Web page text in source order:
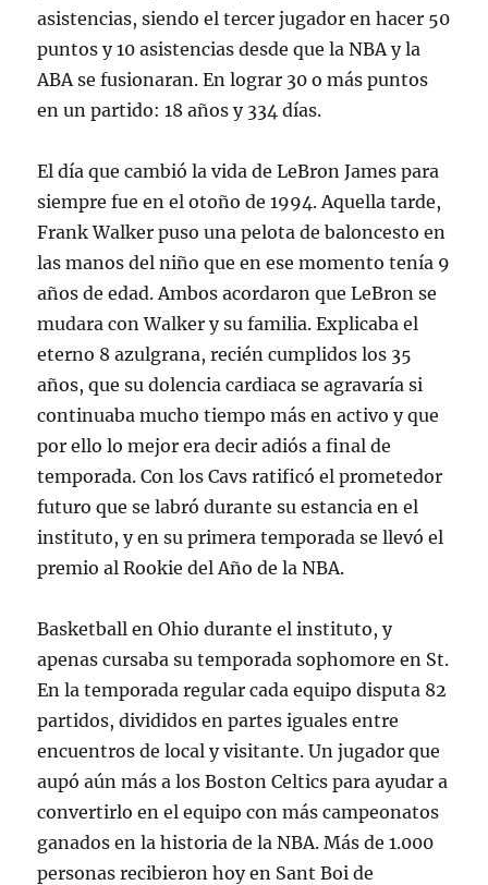
asistencias, siendo el tercer jugador en hacer 50
puntos y 10 asistencias desde que la NBA y la
ABA se fusionaran. En lograr 30 o más puntos
en un partido: 18 años y 334 días.
El día que cambió la vida de LeBron James para
siempre fue en el otoño de 1994. Aquella tarde,
Frank Walker puso una pelota de baloncesto en
las manos del niño que en ese momento tenía 9
años de edad. Ambos acordaron que LeBron se
mudara con Walker y su familia. Explicaba el
eterno 8 azulgrana, recién cumplidos los 35
años, que su dolencia cardiaca se agravaría si
continuaba mucho tiempo más en activo y que
por ello lo mejor era decir adiós a final de
temporada. Con los Cavs ratificó el prometedor
futuro que se labró durante su estancia en el
instituto, y en su primera temporada se llevó el
premio al Rookie del Año de la NBA.
Basketball en Ohio durante el instituto, y
apenas cursaba su temporada sophomore en St.
En la temporada regular cada equipo disputa 82
partidos, divididos en partes iguales entre
encuentros de local y visitante. Un jugador que
aupó aún más a los Boston Celtics para ayudar a
convertirlo en el equipo con más campeonatos
ganados en la historia de la NBA. Más de 1.000
personas recibieron hoy en Sant Boi de